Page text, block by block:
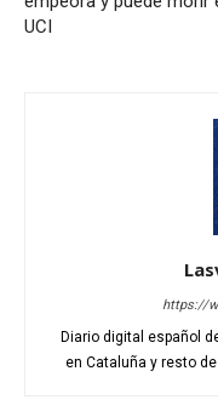
UCI
https://
Diario digital español
en Cataluña y resto